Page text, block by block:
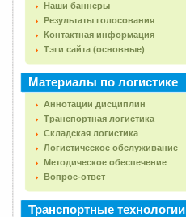
Наши баннеры
Результаты голосования
Контактная информация
Тэги сайта (основные)
Материалы по логистике
Аннотации дисциплин
Транспортная логистика
Складская логистика
Логистическое обслуживание
Методическое обеспечение
Вопрос-ответ
Транспортные технологии